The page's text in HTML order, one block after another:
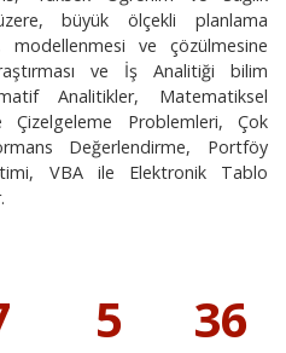
büyük ölçekli planlama
modellenmesi ve çözülmesine
ve İş Analitiği bilim
Analitikler, Matematiksel
Problemleri, Çok
Değerlendirme, Portföy
VBA ile Elektronik Tablo
5 36